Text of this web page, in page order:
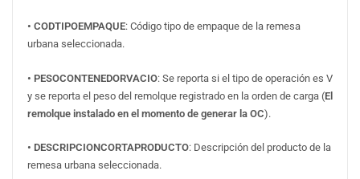
• CODTIPOEMPAQUE: Código tipo de empaque de la remesa
urbana seleccionada.
• PESOCONTENEDORVACIO: Se reporta si el tipo de operación es V
y se reporta el peso del remolque registrado en la orden de carga (El
remolque instalado en el momento de generar la OC).
• DESCRIPCIONCORTAPRODUCTO: Descripción del producto de la
remesa urbana seleccionada.